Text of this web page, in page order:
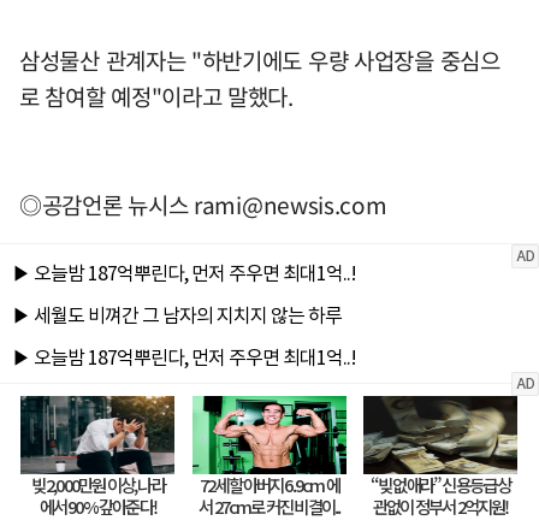
삼성물산 관계자는 "하반기에도 우량 사업장을 중심으
로 참여할 예정"이라고 말했다.
◎공감언론 뉴시스rami@newsis.com